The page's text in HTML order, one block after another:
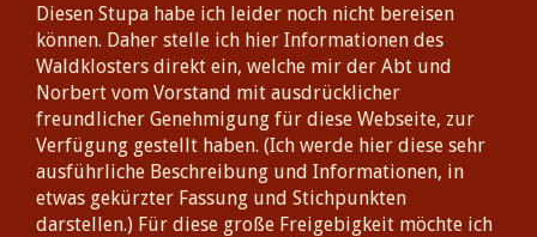
Diesen Stupa habe ich leider noch nicht bereisen
können. Daher stelle ich hier Informationen des
Waldklosters direkt ein, welche mir der Abt und
Norbert vom Vorstand mit ausdrücklicher
freundlicher Genehmigung für diese Webseite, zur
Verfügung gestellt haben. (Ich werde hier diese sehr
ausführliche Beschreibung und Informationen, in
etwas gekürzter Fassung und Stichpunkten
darstellen.) Für diese große Freigebigkeit möchte ich